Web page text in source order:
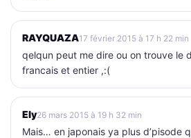
RAYQUAZA17 février 2015 à 17 h 22 min
qelqun peut me dire ou on trouve le
francais et entier ,:(
Ely26 mars 2015 à 19 h 32 min
Mais… en japonais ya plus d’pisode